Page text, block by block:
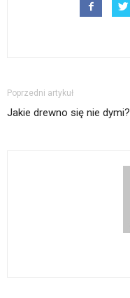
Poprzedni artykuł
Jakie drewno się nie dymi?